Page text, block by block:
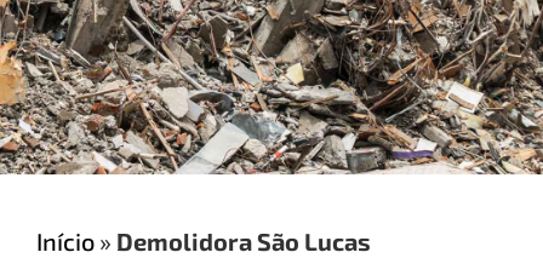
Início » Demolidora São Lucas